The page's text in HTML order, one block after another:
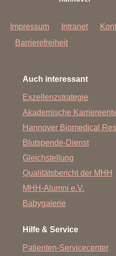
Impressum Intranet
Barrierefreiheit
Auch interessant
Exzellenzstrategie
Akademische
Hannover Biomedical
Blutspende-Dienst
Gleichstellung
Qualitätsbericht der MHH
MHH-Alumni e.V.
Babygalerie
Hilfe & Service
Patienten-Servicecenter